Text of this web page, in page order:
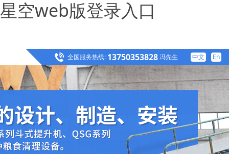
星空web版登录入口
全国服务热线: 13750353828冯先生 中文 En